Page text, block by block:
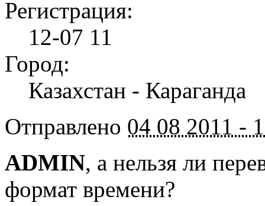
Регистрация:
12-07 11
Город:
Казахстан - Караганда
Отправлено 04 08 2011 -
ADMIN, а нельзя ли
формат времени?